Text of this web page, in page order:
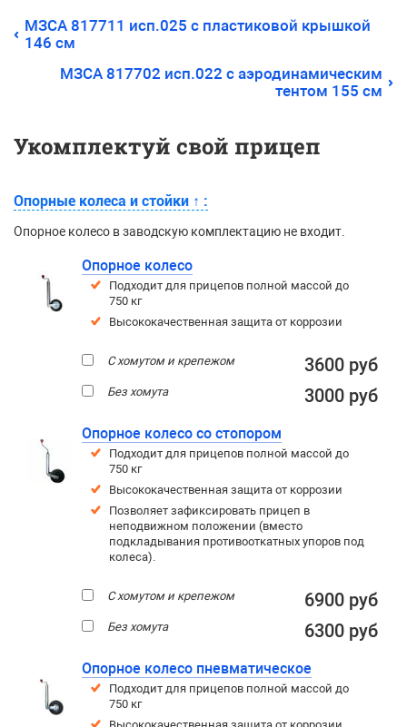
МЗСА 817711 исп.025 с пластиковой крышкой
146 см
МЗСА 817702 исп.022 с аэродинамическим
тентом 155 см
Укомплектуй свой прицеп
Опорные колеса и стойки ↑ :
Опорное колесо в заводскую комплектацию не входит.
Опорное колесо
Подходит для прицепов полной массой до
750 кг
Высококачественная защита от коррозии
С хомутом и крепежом 3600 руб
Без хомута 3000 руб
Опорное колесо со стопором
Подходит для прицепов полной массой до
750 кг
Высококачественная защита от коррозии
Позволяет зафиксировать прицеп в
неподвижном положении (вместо
подкладывания противооткатных упоров под
колеса).
С хомутом и крепежом 6900 руб
Без хомута 6300 руб
Опорное колесо пневматическое
Подходит для прицепов полной массой до
750 кг